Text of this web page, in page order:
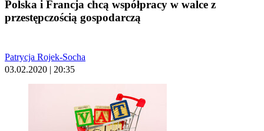
Polska i Francja chcą współpracy w walce z
przestępczością gospodarczą
Patrycja Rojek-Socha
03.02.2020 | 20:35